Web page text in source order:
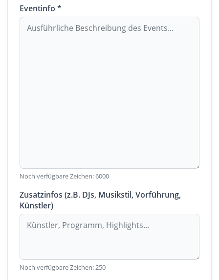
Eventinfo *
Noch verfügbare Zeichen:6000
Zusatzinfos (z.B. DJs, Musikstil, Vorführung,
Künstler)
Noch verfügbare Zeichen:250